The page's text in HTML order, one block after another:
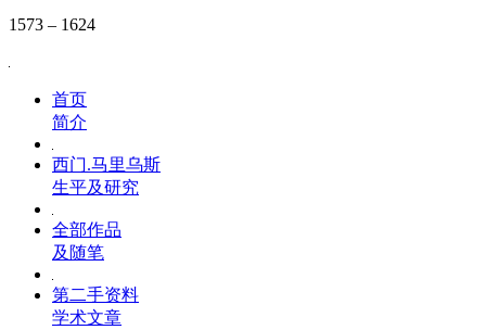
1573 – 1624
首页
简介
西门.马里乌斯
生平及研究
全部作品
及随笔
第二手资料
学术文章